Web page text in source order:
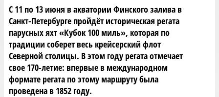
С 11 по 13 июня в акватории Финского залива в
Санкт-Петербурге пройдёт историческая регата
парусных яхт «Кубок 100 миль», которая по
традиции соберет весь крейсерский флот
Северной столицы. В этом году регата отмечает
свое 170-летие: впервые в международном
формате регата по этому маршруту была
проведена в 1852 году.